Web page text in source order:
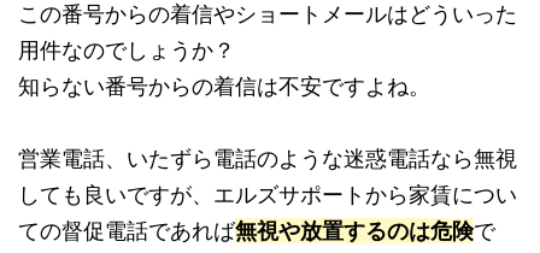
この番号からの着信やショートメールはどういった
用件なのでしょうか？
知らない番号からの着信は不安ですよね。
営業電話、いたずら電話のような迷惑電話なら無視
しても良いですが、エルズサポートから家賃につい
ての督促電話であれば無視や放置するのは危険で